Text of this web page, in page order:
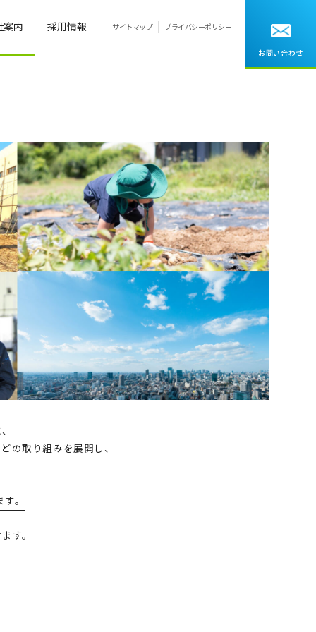
案内 採用情報 サイトマップ プライバシーポリシー
お問い合わせ
の取り組みを展開し、
。
す。